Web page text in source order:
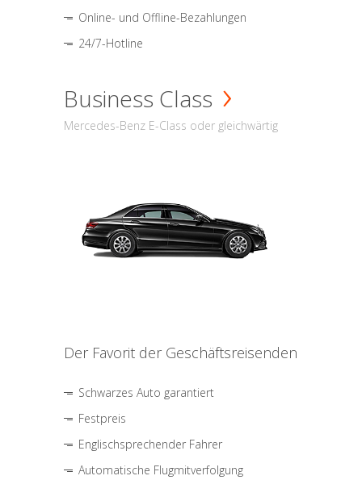
Online- und Offline-Bezahlungen
24/7-Hotline
Business Class
Mercedes-Benz E-Class oder gleichwärtig
Der Favorit der Geschäftsreisenden
Schwarzes Auto garantiert
Festpreis
Englischsprechender Fahrer
Automatische Flugmitverfolgung